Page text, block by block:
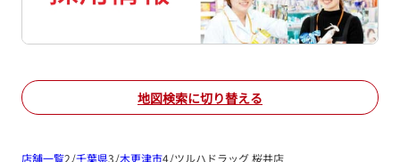
地図検索に切り替える
店舗一覧 千葉県 木更津市 ツルハドラッグ 桜井店